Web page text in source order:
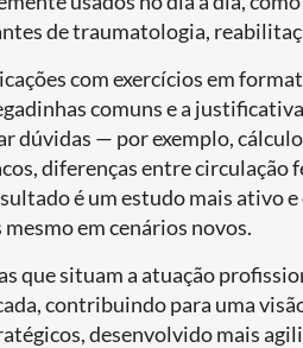
de traumatologia,
com exercícios em
comuns e a
dúvidas — por exemplo,
diferenças entre circulação
é um estudo mais ativo
em cenários novos.
que situam a atuação
contribuindo para uma
desenvolvido mais